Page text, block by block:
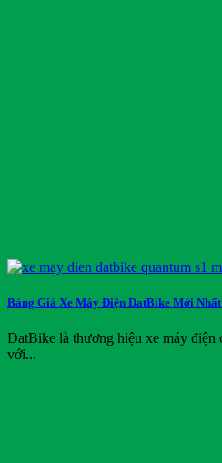
Bảng Giá Xe Máy Điện DatBike Mới
DatBike là thương hiệu xe máy điện
với...